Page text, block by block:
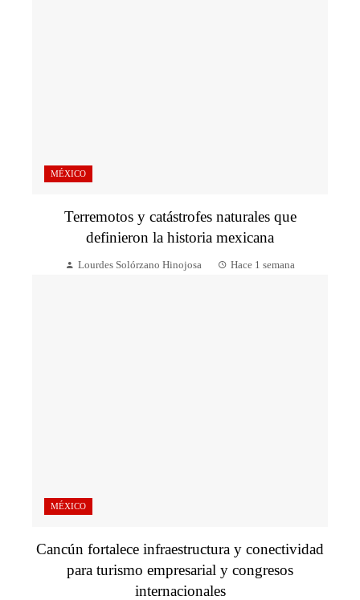
MÉXICO
Terremotos y catástrofes naturales que
definieron la historia mexicana
Lourdes Solórzano Hinojosa Hace 1 semana
MÉXICO
Cancún fortalece infraestructura y conectividad
para turismo empresarial y congresos
internacionales